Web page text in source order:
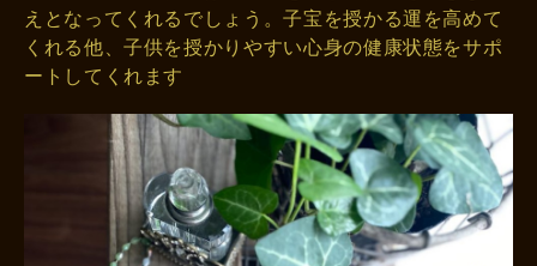
えとなってくれるでしょう。子宝を授かる運を高めて
くれる他、子供を授かりやすい心身の健康状態をサポ
ートしてくれます